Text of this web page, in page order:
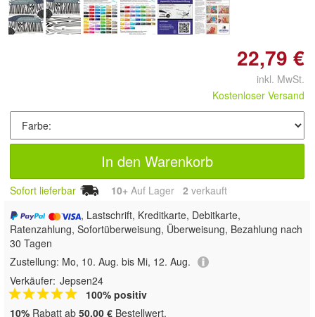
22,79 €
inkl. MwSt.
Kostenloser Versand
In den Warenkorb
Sofort lieferbar 10+ Auf Lager 2 verkauft
, Lastschrift, Kreditkarte, Debitkarte,
Ratenzahlung, Sofortüberweisung, Überweisung, Bezahlung nach
30 Tagen
Zustellung: Mo, 10. Aug. bis Mi, 12. Aug.
Verkäufer: Jepsen24
100% positiv
10% Rabatt ab 50,00 € Bestellwert.